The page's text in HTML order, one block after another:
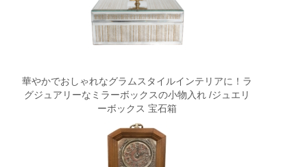
華やかでおしゃれなグラムスタイルインテリアに！ラ
グジュアリーなミラーボックスの小物入れ /ジュエリ
ーボックス 宝石箱